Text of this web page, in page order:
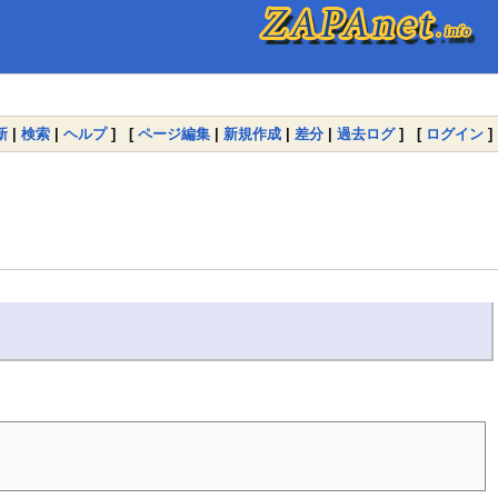
| 検索 | ヘルプ] [ ページ編集 | 新規作成 | 差分 | 過去ログ] [ ログイン ]